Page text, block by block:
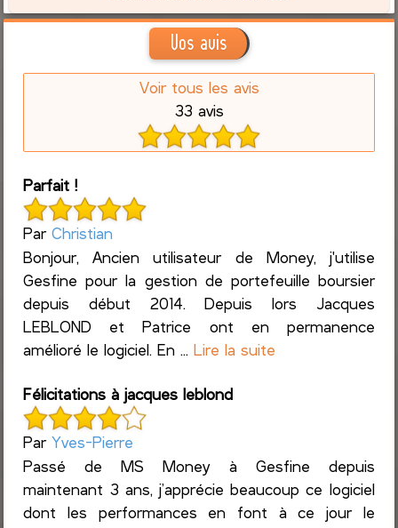
Vos avis
Voir tous les avis
33 avis
Parfait !
ParChristian
Bonjour, Ancien utilisateur de Money, j'utilise
Gesfine pour la gestion de portefeuille boursier
depuis début 2014. Depuis lors Jacques
LEBLOND et Patrice ont en permanence
amélioré le logiciel. En ...Lire la suite
Félicitations à jacques leblond
ParYves-Pierre
Passé de MS Money à Gesfine depuis
maintenant 3 ans, j’apprécie beaucoup ce logiciel
dont les performances en font à ce jour le